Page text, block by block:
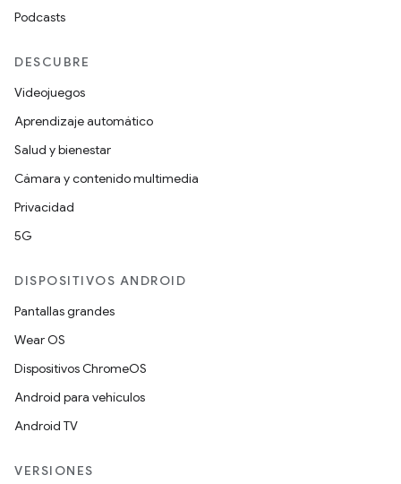
Podcasts
DESCUBRE
Videojuegos
Aprendizaje automático
Salud y bienestar
Cámara y contenido multimedia
Privacidad
5G
DISPOSITIVOS ANDROID
Pantallas grandes
Wear OS
Dispositivos ChromeOS
Android para vehículos
Android TV
VERSIONES